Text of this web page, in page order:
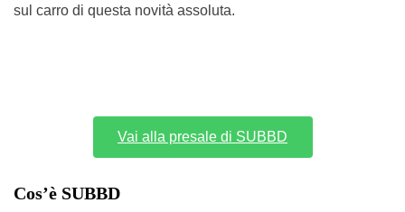
sul carro di questa novità assoluta.
Vai alla presale di SUBBD
Cos’è SUBBD